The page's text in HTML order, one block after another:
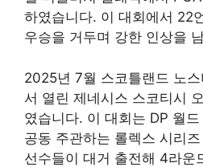
하였습니다. 이 대회에서 22
우승을 거두며 강한 인상을
2025년 7월 스코틀랜드 노
서 열린 제네시스 스코티시
였습니다. 이 대회는 DP 월
공동 주관하는 롤렉스 시리
선수들이 대거 출전해 4라운